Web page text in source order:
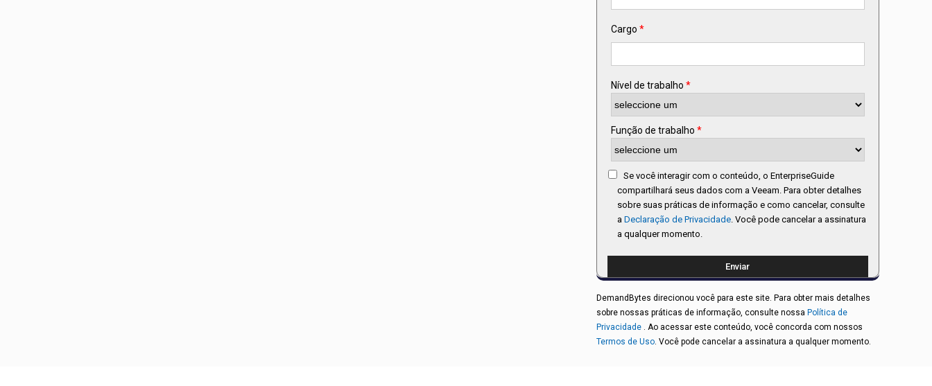
Cargo *
Nível de trabalho *
Função de trabalho *
Se você interagir com o conteúdo, o EnterpriseGuide
compartilhará seus dados com a Veeam. Para obter detalhes
sobre suas práticas de informação e como cancelar, consulte
a Declaração de Privacidade. Você pode cancelar a assinatura
a qualquer momento.
DemandBytes direcionou você para este site. Para obter mais detalhes
sobre nossas práticas de informação, consulte nossa Política de
Privacidade. Ao acessar este conteúdo, você concorda com nossos
Termos de Uso. Você pode cancelar a assinatura a qualquer momento.